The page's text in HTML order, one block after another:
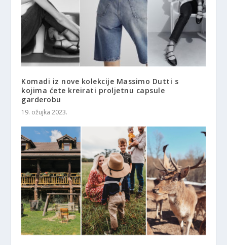
Komadi iz nove kolekcije Massimo Dutti s
kojima ćete kreirati proljetnu capsule
garderobu
19. ožujka 2023.